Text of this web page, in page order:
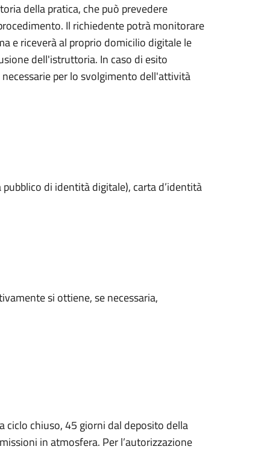
della pratica, che può prevedere
Il richiedente potrà monitorare
e riceverà al proprio domicilio digitale le
dell'istruttoria. In caso di esito
per lo svolgimento dell'attività
di identità digitale), carta d’identità
si ottiene, se necessaria,
ciclo chiuso, 45 giorni dal deposito della
in atmosfera. Per l’autorizzazione